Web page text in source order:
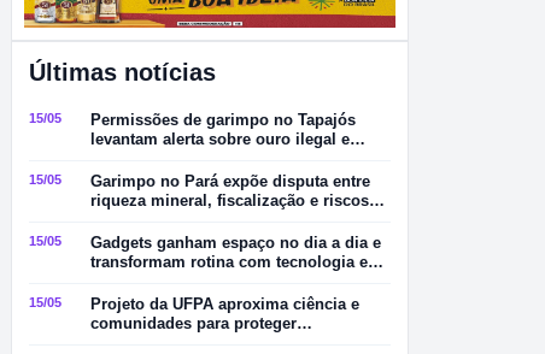
Últimas notícias
15/05
Permissões de garimpo no Tapajós
levantam alerta sobre ouro ilegal e
15/05
Garimpo no Pará expõe disputa entre
riqueza mineral, fiscalização e riscos
15/05
Gadgets ganham espaço no dia a dia e
transformam rotina com tecnologia e
15/05
Projeto da UFPA aproxima ciência e
comunidades para proteger